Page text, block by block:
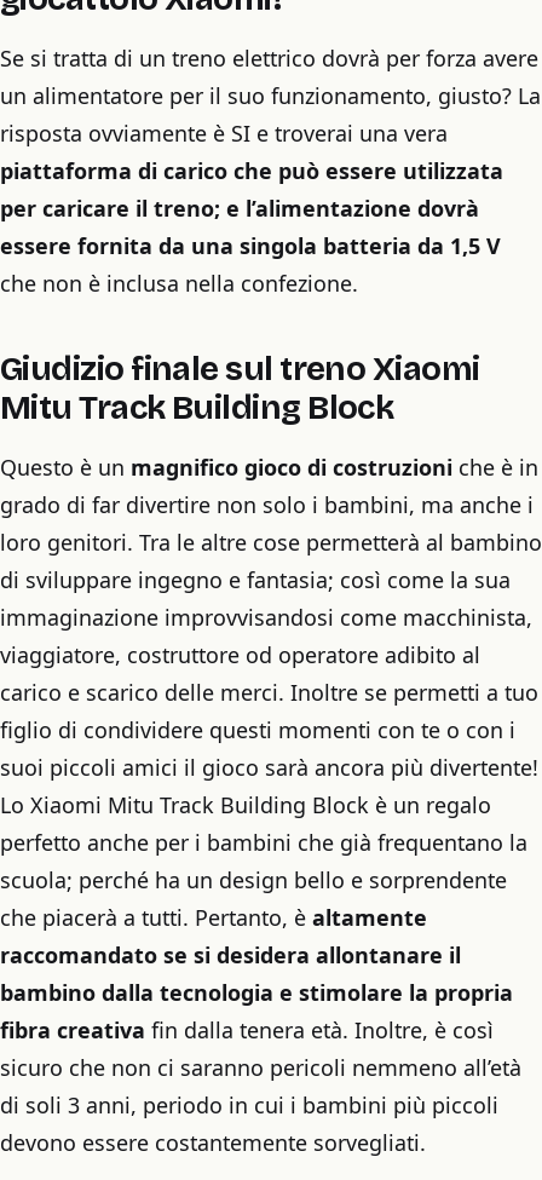
Se si tratta di un treno elettrico dovrà per forza avere
un alimentatore per il suo funzionamento, giusto? La
risposta ovviamente è SI e troverai una vera
piattaforma di carico che può essere utilizzata
per caricare il treno; e l’alimentazione dovrà
essere fornita da una singola batteria da 1,5 V
che non è inclusa nella confezione.
Giudizio finale sul treno Xiaomi
Mitu Track Building Block
Questo è un magnifico gioco di costruzioni che è in
grado di far divertire non solo i bambini, ma anche i
loro genitori. Tra le altre cose permetterà al bambino
di sviluppare ingegno e fantasia; così come la sua
immaginazione improvvisandosi come macchinista,
viaggiatore, costruttore od operatore adibito al
carico e scarico delle merci. Inoltre se permetti a tuo
figlio di condividere questi momenti con te o con i
suoi piccoli amici il gioco sarà ancora più divertente!
Lo Xiaomi Mitu Track Building Block è un regalo
perfetto anche per i bambini che già frequentano la
scuola; perché ha un design bello e sorprendente
che piacerà a tutti. Pertanto, è altamente
raccomandato se si desidera allontanare il
bambino dalla tecnologia e stimolare la propria
fibra creativa fin dalla tenera età. Inoltre, è così
sicuro che non ci saranno pericoli nemmeno all’età
di soli 3 anni, periodo in cui i bambini più piccoli
devono essere costantemente sorvegliati.